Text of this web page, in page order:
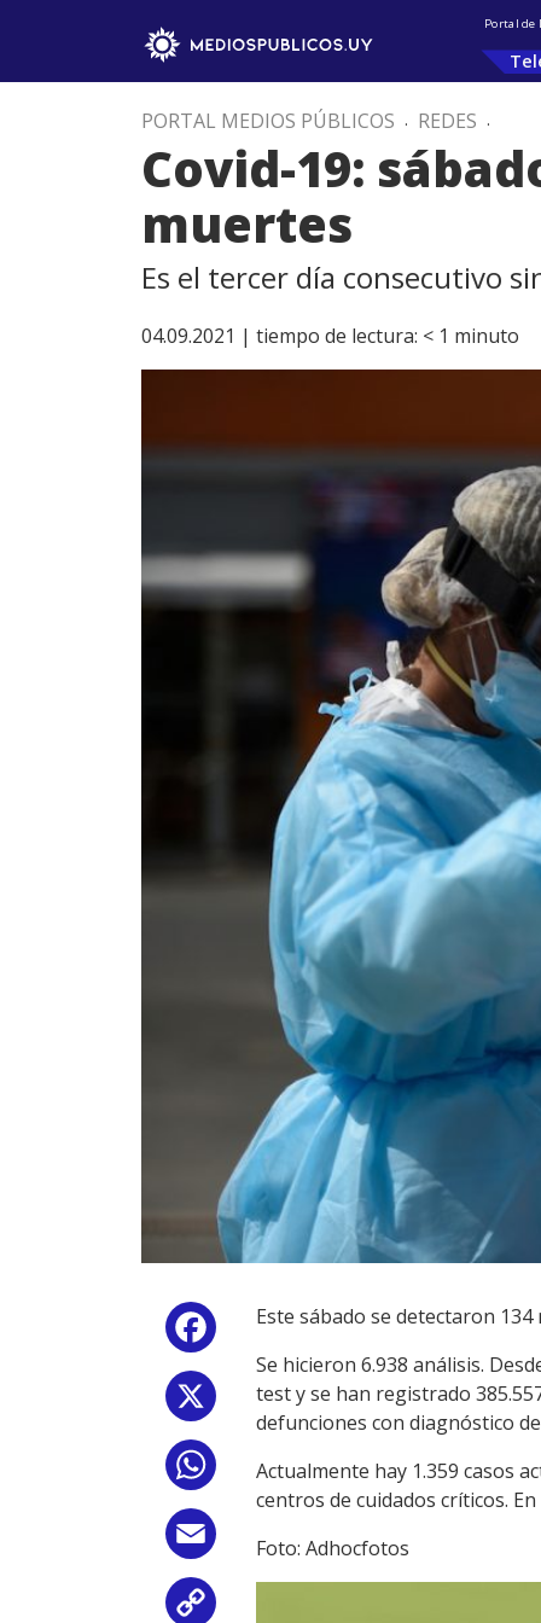
Portal de
PORTAL MEDIOS PÚBLICOS . REDES .
Covid-19:
muertes
Es el tercer día consecutivo
04.09.2021 | tiempo de lectura: < 1 minuto
Facebook
WhatsApp
Email
Este sábado se detectaron
Se hicieron 6.938 análisis.
test y se han registrado
defunciones con diagnóstico
Actualmente hay 1.359 casos
centros de cuidados críticos.
Foto: Adhocfotos